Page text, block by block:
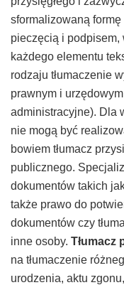
sformalizowaną
pieczęcią i podpisem,
każdego elementu
rodzaju tłumaczenie
prawnym i
administracyjne). Dla
nie mogą być
bowiem tłumacz
publicznego.
dokumentów takich
także prawo do
dokumentów czy
inne osoby. Tłumacz
na tłumaczenie
urodzenia, aktu